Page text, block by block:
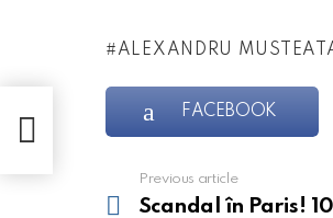
ALEXANDRU
FACEBOOK
more
Previous article
Scandal în Paris!